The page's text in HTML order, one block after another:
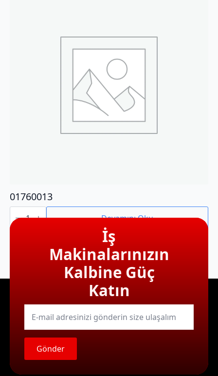
01760013
01760013
adet Devamını Oku
İş
Makinalarınızın
Kalbine Güç
Katın
E-
mail
Gönder